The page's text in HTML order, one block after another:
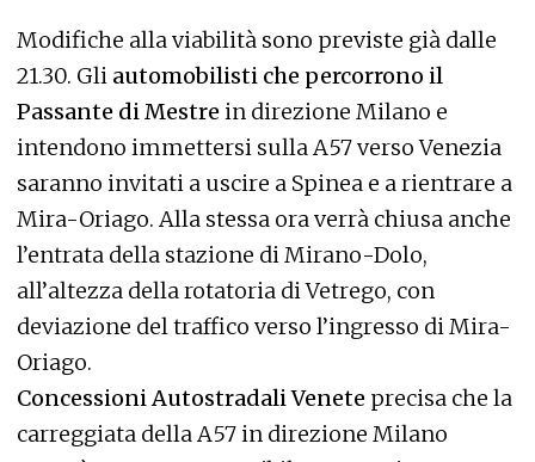
Modifiche alla viabilità sono previste già dalle
21.30. Gli automobilisti che percorrono il
Passante di Mestre in direzione Milano e
intendono immettersi sulla A57 verso Venezia
saranno invitati a uscire a Spinea e a rientrare a
Mira-Oriago. Alla stessa ora verrà chiusa anche
l’entrata della stazione di Mirano-Dolo,
all’altezza della rotatoria di Vetrego, con
deviazione del traffico verso l’ingresso di Mira-
Oriago.
Concessioni Autostradali Venete precisa che la
carreggiata della A57 in direzione Milano